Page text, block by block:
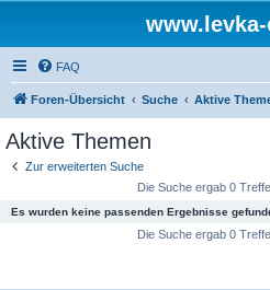
FAQ
Foren-Übersicht Suche Aktive
Aktive Themen
Zur erweiterten Suche
Die Suche ergab 0
Es wurden keine passenden Ergebnisse
Die Suche ergab 0